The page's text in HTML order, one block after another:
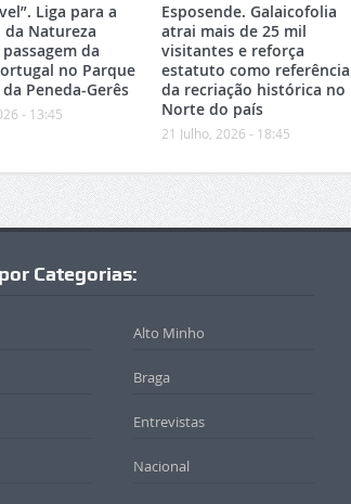
Liga para a
da Natureza
da
no Parque
Peneda-Gerês
- 13:45
Esposende. Galaicofolia
atrai mais de 25 mil
visitantes e reforça
estatuto como referência
da recriação histórica no
Norte do país
21 Julho, 2026 - 18:45
Categorias:
Alto Minho
Braga
Entrevistas
Nacional